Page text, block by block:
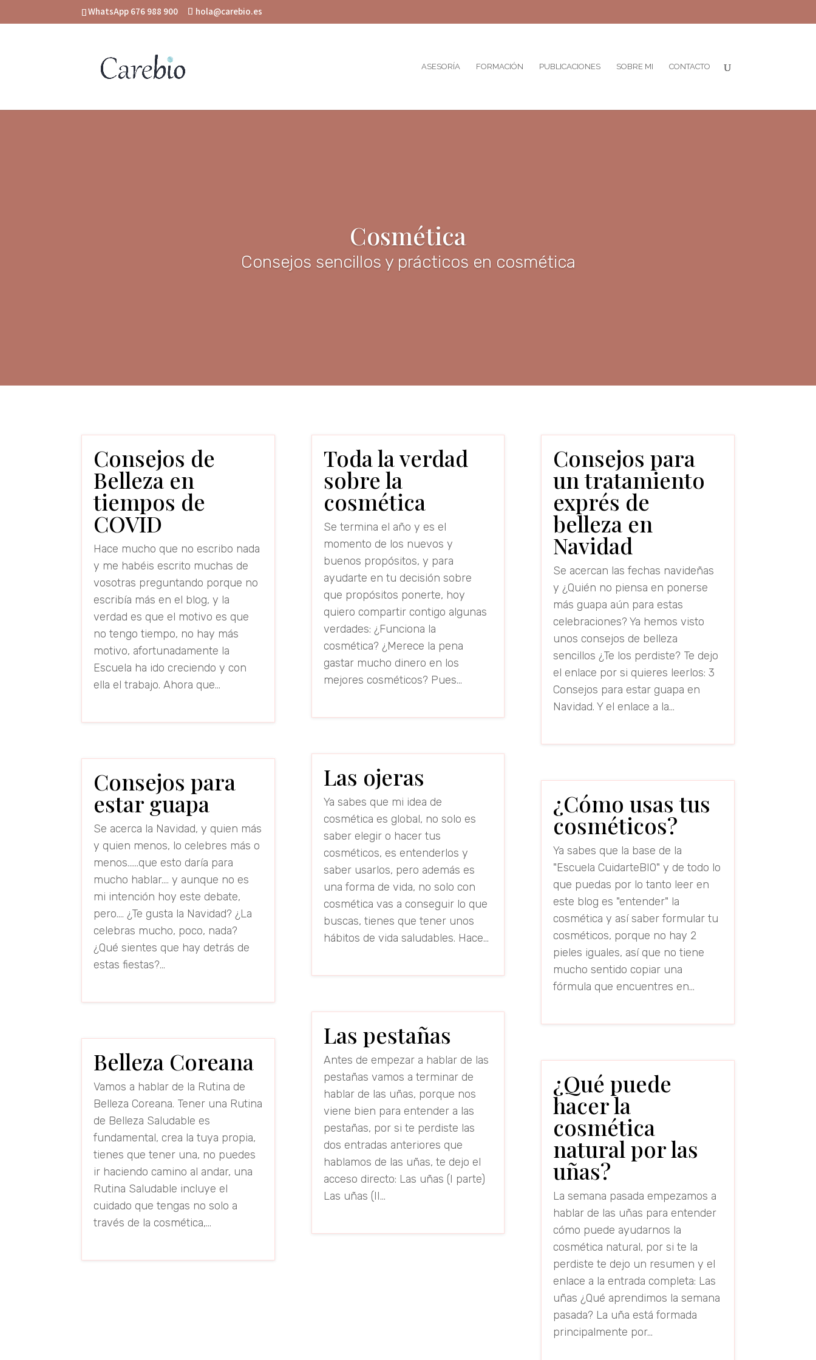
WhatsApp 676 988 900 hola@carebio.es
ASESORÍA FORMACIÓN PUBLICACIONES SOBRE MI CONTACTO
Cosmética
Consejos sencillos y prácticos en cosmética
Consejos de
Belleza en
tiempos de
COVID
Hace mucho que no escribo nada
y me habéis escrito muchas de
vosotras preguntando porque no
escribía más en el blog, y la
verdad es que el motivo es que
no tengo tiempo, no hay más
motivo, afortunadamente la
Escuela ha ido creciendo y con
ella el trabajo. Ahora que...
Consejos para
estar guapa
Se acerca la Navidad, y quien más
y quien menos, lo celebres más o
menos...…que esto daría para
mucho hablar.... y aunque no es
mi intención hoy este debate,
pero.... ¿Te gusta la Navidad? ¿La
celebras mucho, poco, nada?
¿Qué sientes que hay detrás de
estas fiestas?...
Belleza Coreana
Vamos a hablar de la Rutina de
Belleza Coreana. Tener una Rutina
de Belleza Saludable es
fundamental, crea la tuya propia,
tienes que tener una, no puedes
ir haciendo camino al andar, una
Rutina Saludable incluye el
cuidado que tengas no solo a
través de la cosmética,...
Toda la verdad
sobre la
cosmética
Se termina el año y es el
momento de los nuevos y
buenos propósitos, y para
ayudarte en tu decisión sobre
que propósitos ponerte, hoy
quiero compartir contigo algunas
verdades: ¿Funciona la
cosmética? ¿Merece la pena
gastar mucho dinero en los
mejores cosméticos? Pues...
Las ojeras
Ya sabes que mi idea de
cosmética es global, no solo es
saber elegir o hacer tus
cosméticos, es entenderlos y
saber usarlos, pero además es
una forma de vida, no solo con
cosmética vas a conseguir lo que
buscas, tienes que tener unos
hábitos de vida saludables. Hace...
Las pestañas
Antes de empezar a hablar de las
pestañas vamos a terminar de
hablar de las uñas, porque nos
viene bien para entender a las
pestañas, por si te perdiste las
dos entradas anteriores que
hablamos de las uñas, te dejo el
acceso directo: Las uñas (I parte)
Las uñas (II...
Consejos para
un tratamiento
exprés de
belleza en
Navidad
Se acercan las fechas navideñas
y ¿Quién no piensa en ponerse
más guapa aún para estas
celebraciones? Ya hemos visto
unos consejos de belleza
sencillos ¿Te los perdiste? Te dejo
el enlace por si quieres leerlos: 3
Consejos para estar guapa en
Navidad. Y el enlace a la...
¿Cómo usas tus
cosméticos?
Ya sabes que la base de la
"Escuela CuidarteBIO" y de todo lo
que puedas por lo tanto leer en
este blog es "entender" la
cosmética y así saber formular tu
cosméticos, porque no hay 2
pieles iguales, así que no tiene
mucho sentido copiar una
fórmula que encuentres en...
¿Qué puede
hacer la
cosmética
natural por las
uñas?
La semana pasada empezamos a
hablar de las uñas para entender
cómo puede ayudarnos la
cosmética natural, por si te la
perdiste te dejo un resumen y el
enlace a la entrada completa: Las
uñas ¿Qué aprendimos la semana
pasada? La uña está formada
principalmente por...